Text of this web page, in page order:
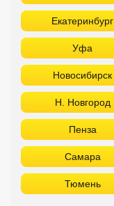
Екатеринбург
Уфа
Новосибирск
Н. Новгород
Пенза
Самара
Тюмень